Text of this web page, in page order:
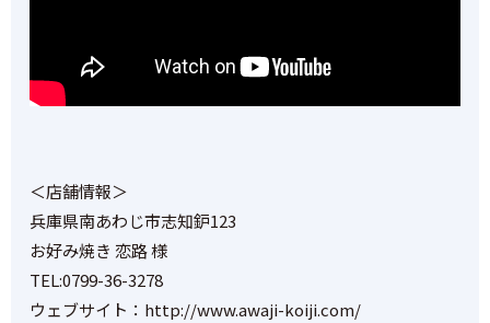
＜店舗情報＞
兵庫県南あわじ市志知鈩123
お好み焼き 恋路 様
TEL:0799-36-3278
ウェブサイト：http://www.awaji-koiji.com/​